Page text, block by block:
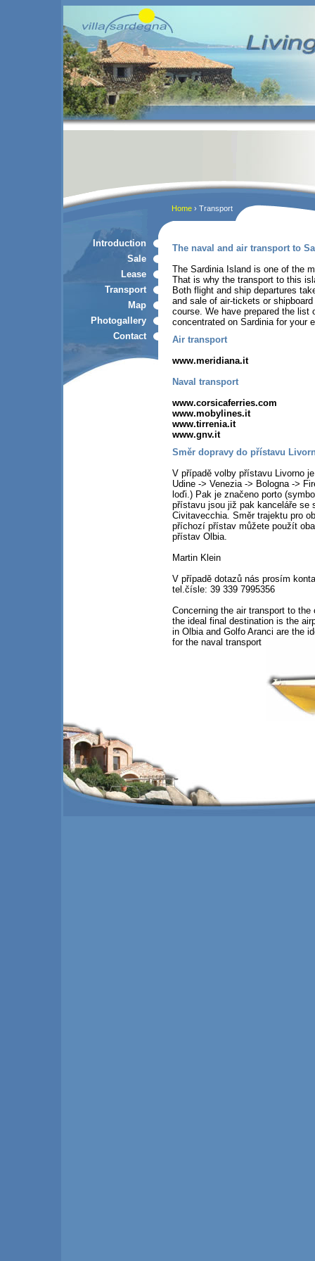
Home › Transport
Introduction
Sale
Lease
Transport
Map
Photogallery
Contact
The naval and air transport to
The Sardinia Island is one of the
That is why the transport to this
Both flight and ship departures
and sale of air-tickets or
course. We have prepared the list
concentrated on Sardinia for your
Air transport
www.meridiana.it
Naval transport
www.corsicaferries.com
www.mobylines.it
www.tirrenia.it
www.gnv.it
Směr dopravy do přístavu
V případě volby přístavu Livorno
Udine -> Venezia -> Bologna ->
loďi.) Pak je značeno porto
přístavu jsou již pak kanceláře se
Civitavecchia. Směr trajektu pro
příchozí přístav můžete použít
přístav Olbia.
Martin Klein
V případě dotazů nás prosím
tel.čísle: 39 339 7995356
Concerning the air transport to
the ideal final destination is the
in Olbia and Golfo Aranci are the
for the naval transport